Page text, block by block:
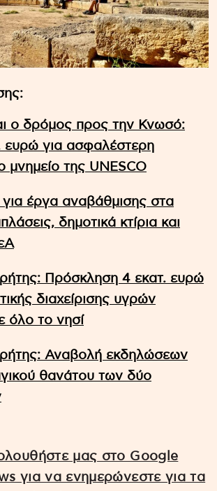
ο δρόμος προς την Κνωσό:
ευρώ για ασφαλέστερη
μνημείο της UNESCO
έργα αναβάθμισης στα
δημοτικά κτίρια και
Πρόσκληση 4 εκατ. ευρώ
διαχείρισης υγρών
όλο το νησί
Αναβολή εκδηλώσεων
θανάτου των δύο
μας στο Google
για να ενημερώνεστε για τα